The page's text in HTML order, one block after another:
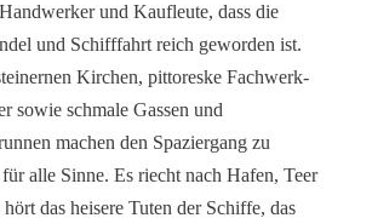
und Kaufleute, dass die
und Schifffahrt reich geworden ist.
Kirchen, pittoreske Fachwerk-
sowie schmale Gassen und
machen den Spaziergang zu
alle Sinne. Es riecht nach Hafen, Teer
das heisere Tuten der Schiffe, das